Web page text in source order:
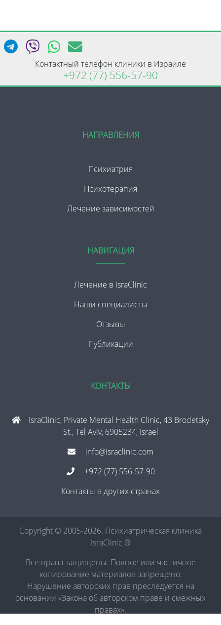
Контактный телефон клиники в Израиле
+972 (77) 556-57-90
НАПРАВЛЕНИЯ
Психиатрия
Психотерапия
Лечение зависимостей
НАВИГАЦИЯ
Лечение в IsraClinic
Наши специалисты
Отзывы
Публикации
КОНТАКТЫ
IsraClinic, Private Mental Health Clinic, 43 Brodetsky
St., Tel Aviv, 6905234, Israel
info@israclinic.com
+972 (77) 556-57-90
Контакты в других странах
Copyright © 2005-2026. Психиатрическая клиника
IsraClinic ®
Все права защищены. Полное или частичное
копирование материалов запрещено.
Нарушение авторских прав преследуется на
основании «Закона об авторском праве и смежных
правах».